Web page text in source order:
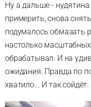
Ну а дальше -
примерить, снова
подумалось обмазать
настолько
обрабатывал. И на
ожидания. Правда по
хватило... И так сойдёт.